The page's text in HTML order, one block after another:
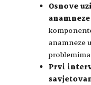
Osnove
anamneze
anamneze
Prvi